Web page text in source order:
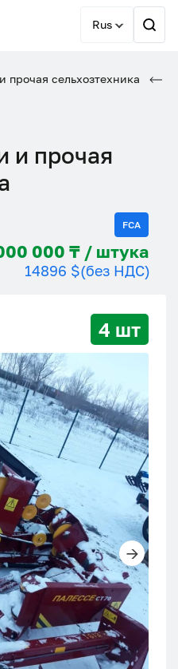
Rus
прочая сельхозтехника
и прочая
FCA
7 000 000 ₸ / штука
14896 $(без НДС)
4 шт